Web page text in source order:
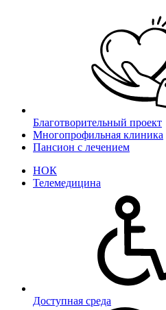
Благотворительный проект
Многопрофильная клиника
Пансион с лечением
НОК
Телемедицина
Доступная среда